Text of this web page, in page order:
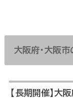
大阪府・大阪市
【長期開催】大